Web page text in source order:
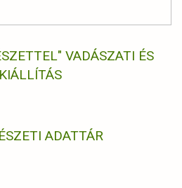
VADÁSZATI ÉS
ADATTÁR